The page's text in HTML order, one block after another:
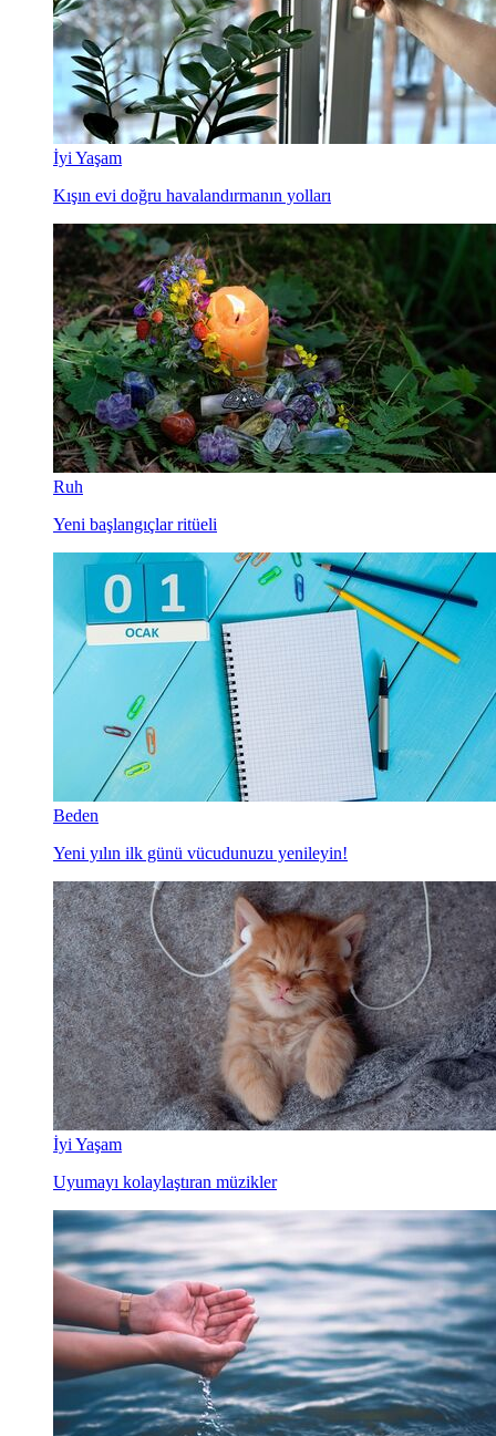
İyi Yaşam
Kışın evi doğru havalandırmanın yolları
Ruh
Yeni başlangıçlar ritüeli
Beden
Yeni yılın ilk günü vücudunuzu yenileyin!
İyi Yaşam
Uyumayı kolaylaştıran müzikler